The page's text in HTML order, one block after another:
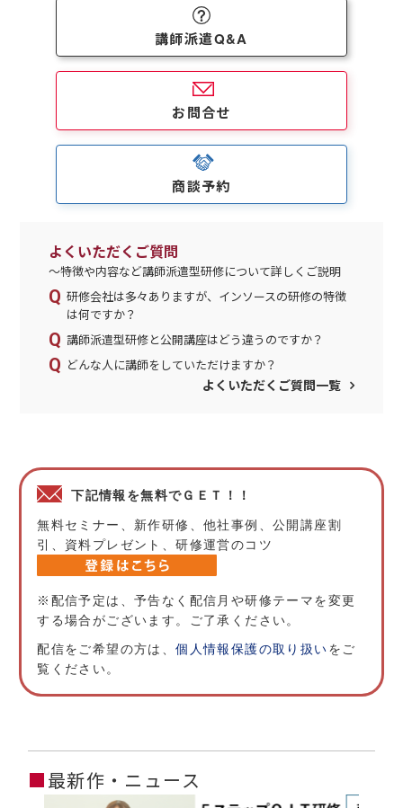
講師派遣Q&A
お問合せ
商談予約
よくいただくご質問
～特徴や内容など講師派遣型研修について詳しくご説明
研修会社は多々ありますが、インソースの研修の特徴
は何ですか？
講師派遣型研修と公開講座はどう違うのですか？
どんな人に講師をしていただけますか？
よくいただくご質問一覧
下記情報を無料でＧＥＴ！！
無料セミナー、新作研修、他社事例、公開講座割
引、資料プレゼント、研修運営のコツ
※配信予定は、予告なく配信月や研修テーマを変更
する場合がございます。ご了承ください。
配信をご希望の方は、個人情報保護の取り扱いをご
覧ください。
■最新作・ニュース